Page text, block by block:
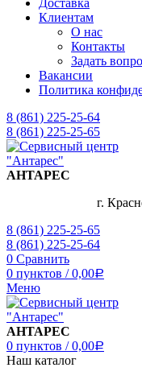
Доставка
Клиентам
О нас
Контакты
Задать
Вакансии
Политика
8 (861) 225-25-64
8 (861) 225-25-65
АНТАРЕС
г.
8 (861) 225-25-65
8 (861) 225-25-64
0 Сравнить
0 пунктов / 0,00Р
Меню
АНТАРЕС
0 пунктов / 0,00Р
Наш каталог